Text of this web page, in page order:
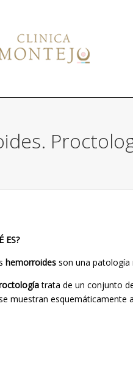
ES?
hemorroides son una patología
trata de un conjunto
muestran esquemáticamente